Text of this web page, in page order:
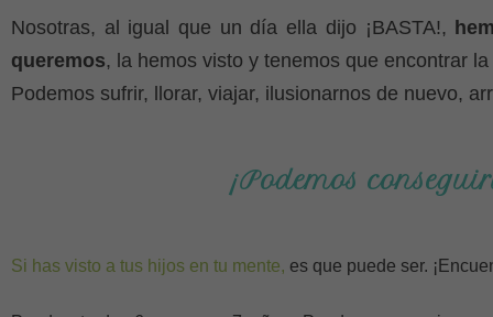
Nosotras, al igual que un día ella dijo ¡BASTA!,
queremos, la hemos visto y tenemos que encontrar
Podemos sufrir, llorar, viajar, ilusionarnos de nuevo,
¡Podemos
Si has visto a tus hijos en tu mente, es que puede ser.